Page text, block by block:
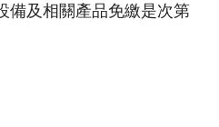
備及相關產品免繳是次第